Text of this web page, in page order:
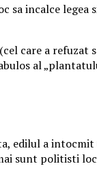
incalce legea
care a refuzat
al
edilul a
sunt politisti